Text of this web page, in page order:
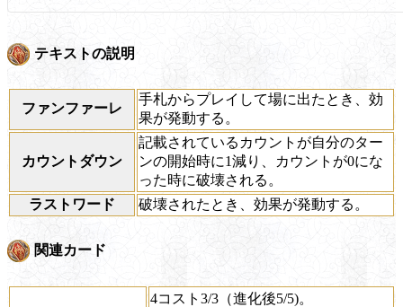
テキストの説明
ファンファーレ
手札からプレイして場に出たとき、効
果が発動する。
カウントダウン
記載されているカウントが自分のター
ンの開始時に1減り、カウントが0にな
った時に破壊される。
ラストワード
破壊されたとき、効果が発動する。
関連カード
4コスト3/3（進化後5/5)。